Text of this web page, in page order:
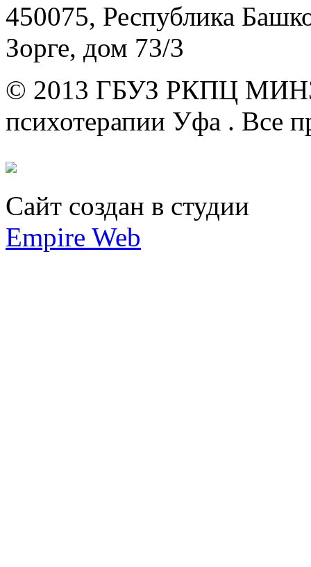
450075, Республика
Зорге, дом 73/3
© 2013 ГБУЗ РКПЦ
психотерапии Уфа . Все
Сайт создан в студии
Empire Web